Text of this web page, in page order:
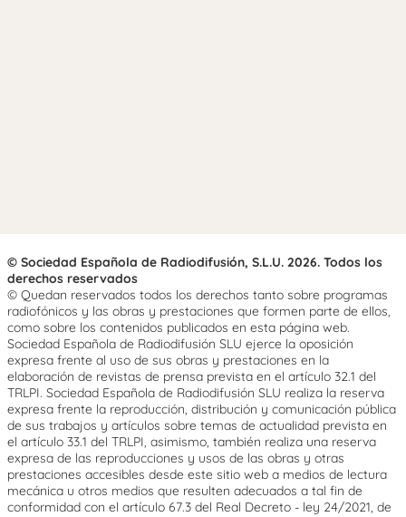
© Sociedad Española de Radiodifusión, S.L.U. 2026. Todos los
derechos reservados
© Quedan reservados todos los derechos tanto sobre programas
radiofónicos y las obras y prestaciones que formen parte de ellos,
como sobre los contenidos publicados en esta página web.
Sociedad Española de Radiodifusión SLU ejerce la oposición
expresa frente al uso de sus obras y prestaciones en la
elaboración de revistas de prensa prevista en el artículo 32.1 del
TRLPI. Sociedad Española de Radiodifusión SLU realiza la reserva
expresa frente la reproducción, distribución y comunicación pública
de sus trabajos y artículos sobre temas de actualidad prevista en
el artículo 33.1 del TRLPI, asimismo, también realiza una reserva
expresa de las reproducciones y usos de las obras y otras
prestaciones accesibles desde este sitio web a medios de lectura
mecánica u otros medios que resulten adecuados a tal fin de
conformidad con el artículo 67.3 del Real Decreto - ley 24/2021, de